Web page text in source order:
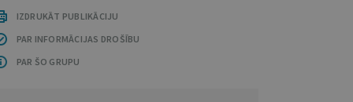
IZDRUKĀT PUBLIKĀCIJU
PAR INFORMĀCIJAS DROŠĪBU
PAR ŠO GRUPU